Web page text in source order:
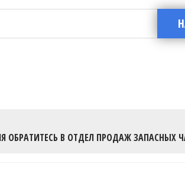
В ОТДЕЛ ПРОДАЖ ЗАПАСНЫХ